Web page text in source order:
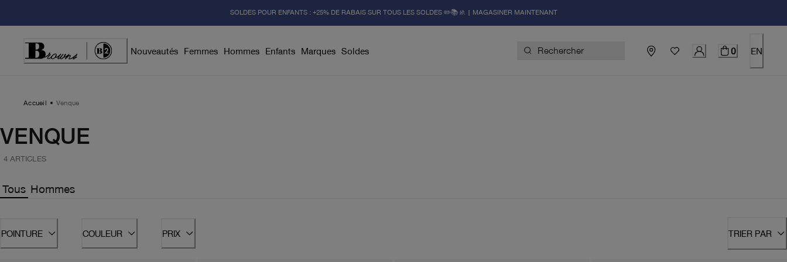
SOLDES POUR ENFANTS : +25% DE RABAIS SUR TOUS LES SOLDES ✏️📚🚸 | MAGASINER MAINTENANT
Nouveautés Femmes Hommes Enfants Marques Soldes 0 EN
Accueil Venque
VENQUE
4 ARTICLES
Tous Hommes
POINTURE COULEUR PRIX TRIER PAR